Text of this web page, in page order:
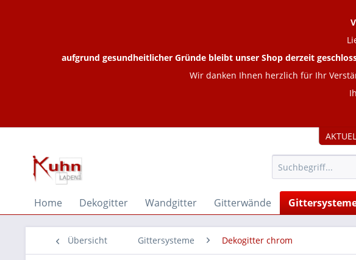
Home Dekogitter Wandgitter Gitterwände
Übersicht Gittersysteme Dekogitter chrom
aufgrund gesundheitlicher Gründe bleibt unser Shop derzeit
Wir danken Ihnen herzlich für Ihr